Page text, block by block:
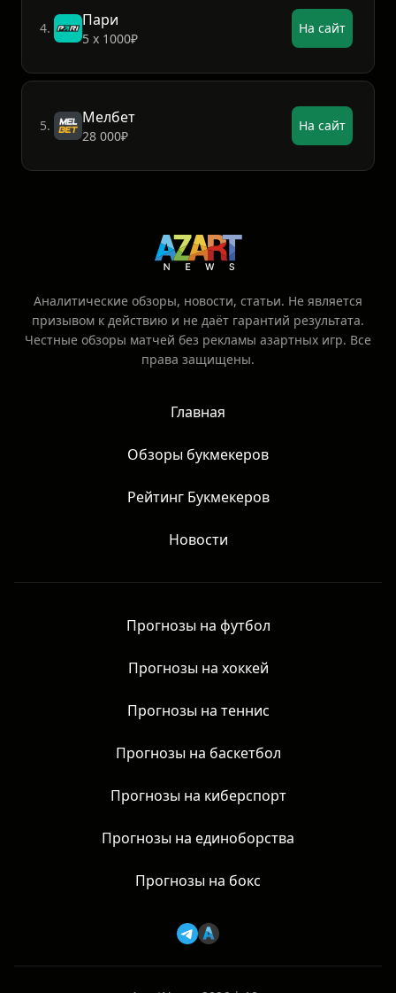
4. Пари
5 х 1000₽
На сайт
5. Мелбет
28 000₽
На сайт
Аналитические обзоры, новости, статьи. Не является
призывом к действию и не даёт гарантий результата.
Честные обзоры матчей без рекламы азартных игр. Все
права защищены.
Главная
Обзоры букмекеров
Рейтинг Букмекеров
Новости
Прогнозы на футбол
Прогнозы на хоккей
Прогнозы на теннис
Прогнозы на баскетбол
Прогнозы на киберспорт
Прогнозы на единоборства
Прогнозы на бокс